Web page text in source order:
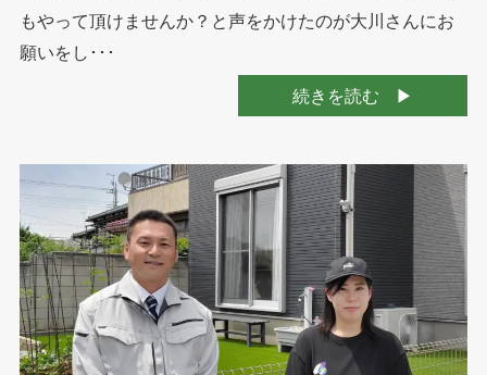
もやって頂けませんか？と声をかけたのが大川さんにお
願いをし･･･
続きを読む